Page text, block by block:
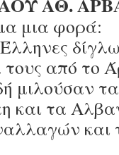
μια φορά:
από το
μιλούσαν
και τα